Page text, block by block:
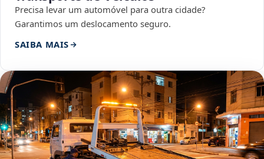
Precisa levar um automóvel para outra cidade?
Garantimos um deslocamento seguro.
SAIBA MAIS